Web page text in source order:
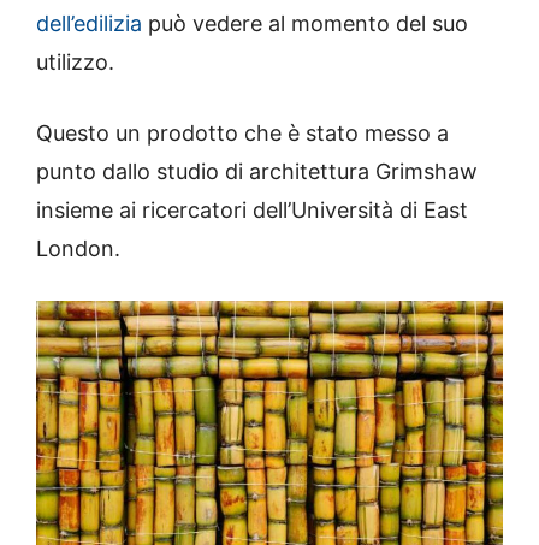
dell’edilizia può vedere al momento del suo
utilizzo.
Questo un prodotto che è stato messo a
punto dallo studio di architettura Grimshaw
insieme ai ricercatori dell’Università di East
London.